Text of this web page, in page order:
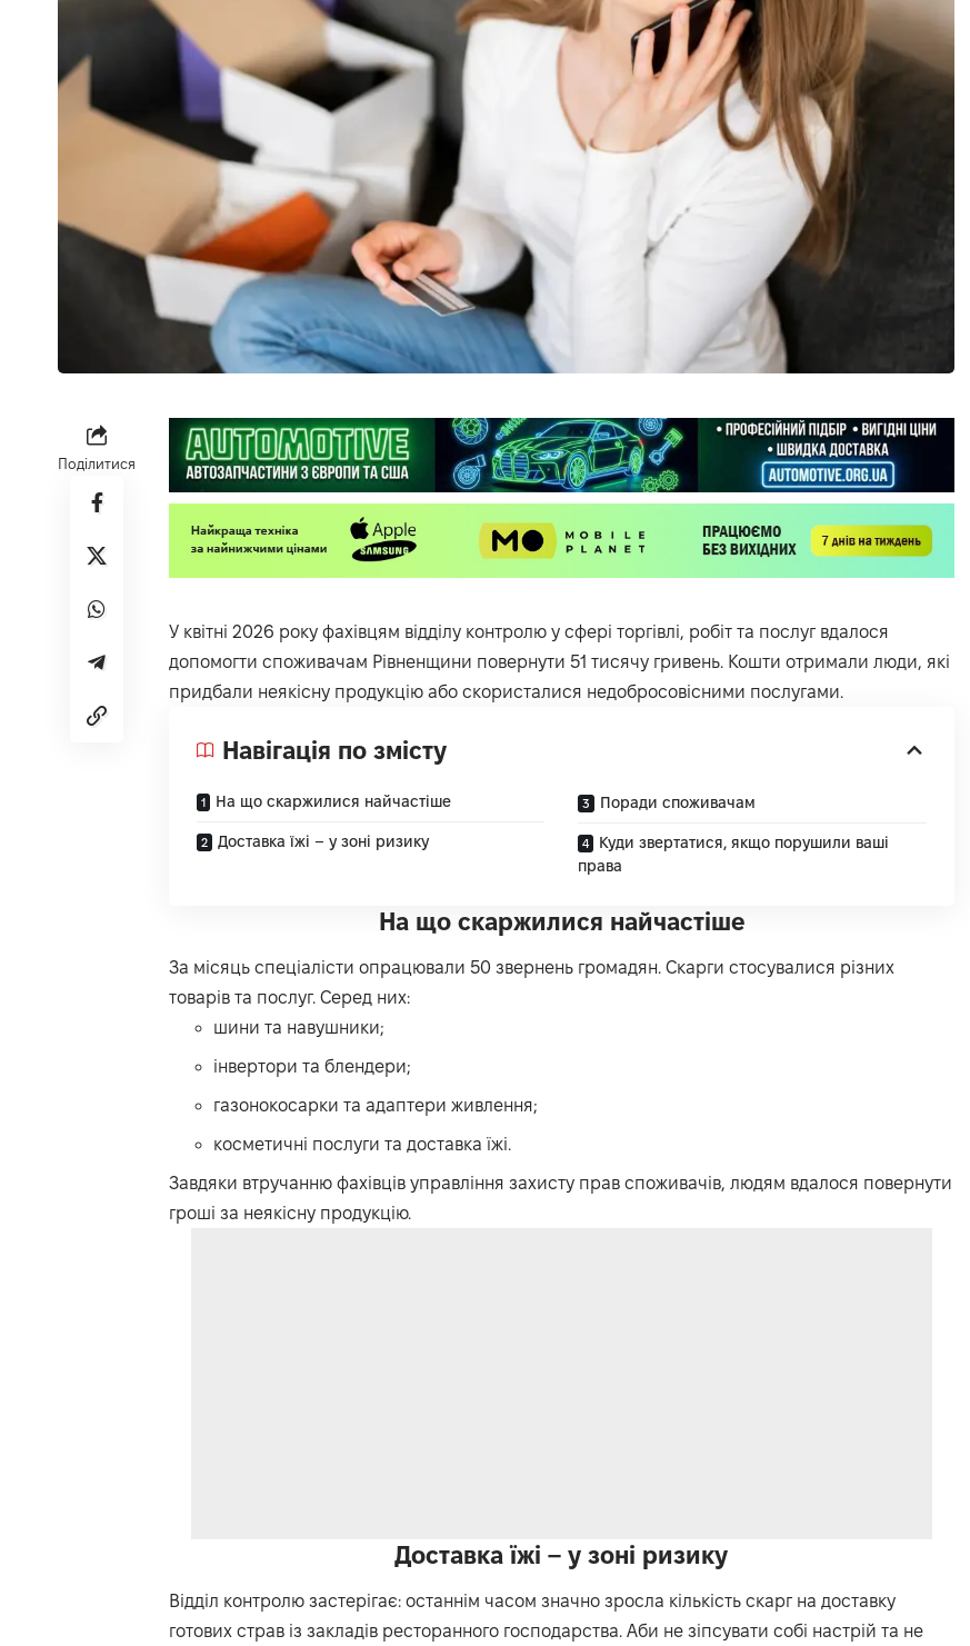
Поділитися
У квітні 2026 року фахівцям відділу контролю у сфері торгівлі, робіт та послуг вдалося
допомогти споживачам Рівненщини повернути 51 тисячу гривень. Кошти отримали люди, які
придбали неякісну продукцію або скористалися недобросовісними послугами.
Навігація по змісту
На що скаржилися найчастіше
Доставка їжі – у зоні ризику
Поради споживачам
Куди звертатися, якщо порушили ваші
права
На що скаржилися найчастіше
За місяць спеціалісти опрацювали 50 звернень громадян. Скарги стосувалися різних
товарів та послуг. Серед них:
шини та навушники;
інвертори та блендери;
газонокосарки та адаптери живлення;
косметичні послуги та доставка їжі.
Завдяки втручанню фахівців управління захисту прав споживачів, людям вдалося повернути
гроші за неякісну продукцію.
Доставка їжі – у зоні ризику
Відділ контролю застерігає: останнім часом значно зросла кількість скарг на доставку
готових страв із закладів ресторанного господарства. Аби не зіпсувати собі настрій та не